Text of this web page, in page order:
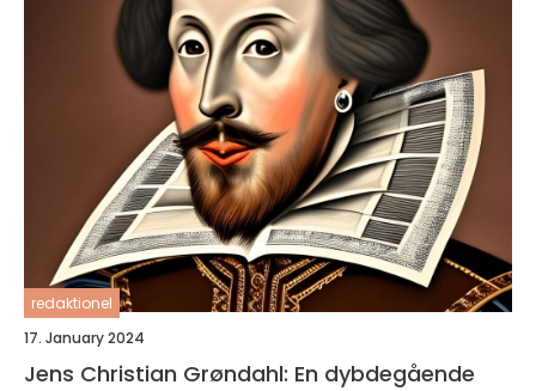
redaktionel
17. January 2024
Jens Christian Grøndahl: En dybdegående